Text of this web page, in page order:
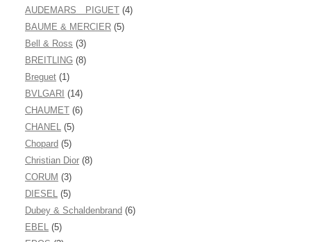
AUDEMARS PIGUET (4)
BAUME & MERCIER (5)
Bell & Ross (3)
BREITLING (8)
Breguet (1)
BVLGARI (14)
CHAUMET (6)
CHANEL (5)
Chopard (5)
Christian Dior (8)
CORUM (3)
DIESEL (5)
Dubey & Schaldenbrand (6)
EBEL (5)